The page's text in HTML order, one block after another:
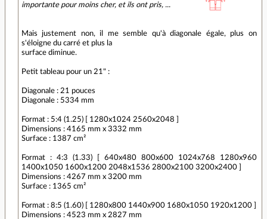
importante pour moins cher, et ils ont pris, ...
Mais justement non, il me semble qu'à diagonale égale, plus on
s'éloigne du carré et plus la
surface diminue.
Petit tableau pour un 21" :
Diagonale : 21 pouces
Diagonale : 5334 mm
Format : 5:4 (1.25) [ 1280x1024 2560x2048 ]
Dimensions : 4165 mm x 3332 mm
Surface : 1387 cm²
Format : 4:3 (1.33) [ 640x480 800x600 1024x768 1280x960
1400x1050 1600x1200 2048x1536 2800x2100 3200x2400 ]
Dimensions : 4267 mm x 3200 mm
Surface : 1365 cm²
Format : 8:5 (1.60) [ 1280x800 1440x900 1680x1050 1920x1200 ]
Dimensions : 4523 mm x 2827 mm